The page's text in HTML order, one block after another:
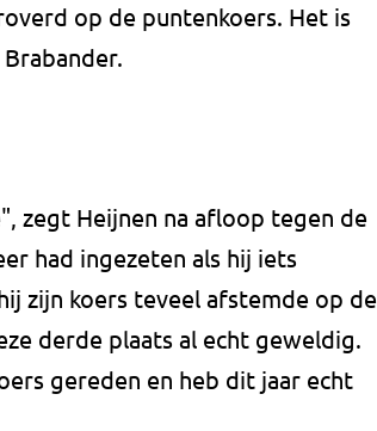
op de puntenkoers. Het is
zegt Heijnen na afloop tegen de
had ingezeten als hij iets
zijn koers teveel afstemde op de
derde plaats al echt geweldig.
gereden en heb dit jaar echt